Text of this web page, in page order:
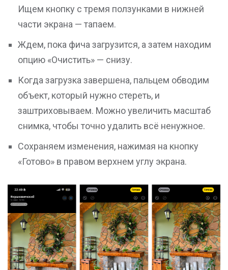
Ищем кнопку с тремя ползунками в нижней
части экрана — тапаем.
Ждем, пока фича загрузится, а затем находим
опцию «Очистить» — снизу.
Когда загрузка завершена, пальцем обводим
объект, который нужно стереть, и
заштриховываем. Можно увеличить масштаб
снимка, чтобы точно удалить всё ненужное.
Сохраняем изменения, нажимая на кнопку
«Готово» в правом верхнем углу экрана.